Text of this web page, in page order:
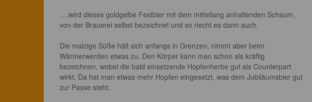
….wird dieses goldgelbe Festbier mit dem mittellang anhaltenden Schaum,
von der Brauerei selbst bezeichnet und so riecht es dann auch.
Die malzige Süße hält sich anfangs in Grenzen, nimmt aber beim
Wärmerwerden etwas zu. Den Körper kann man schon als kräftig
bezeichnen, wobei die bald einsetzende Hopfenherbe gut als Counterpart
wirkt. Da hat man etwas mehr Hopfen eingesetzt, was dem Jubiläumsbier gut
zur Passe steht.